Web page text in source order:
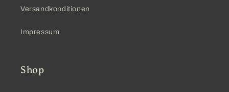
Versandkonditionen
Impressum
Shop